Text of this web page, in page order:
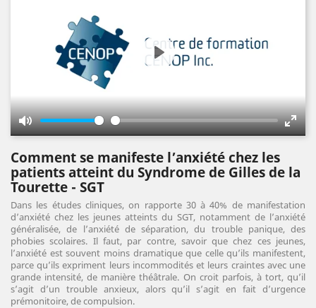
Mute
Enter
Play
Comment se manifeste l’anxiété chez les
patients atteint du Syndrome de Gilles de la
Tourette - SGT
Dans les études cliniques, on rapporte 30 à 40% de manifestation
d’anxiété chez les jeunes atteints du SGT, notamment de l’anxiété
généralisée, de l’anxiété de séparation, du trouble panique, des
phobies scolaires. Il faut, par contre, savoir que chez ces jeunes,
l’anxiété est souvent moins dramatique que celle qu’ils manifestent,
parce qu’ils expriment leurs incommodités et leurs craintes avec une
grande intensité, de manière théâtrale. On croit parfois, à tort, qu’il
s’agit d’un trouble anxieux, alors qu’il s’agit en fait d’urgence
prémonitoire, de compulsion.